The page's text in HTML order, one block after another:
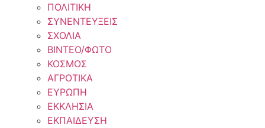
ΠΟΛΙΤΙΚΗ
ΣΥΝΕΝΤΕΥΞΕΙΣ
ΣΧΟΛΙΑ
ΒΙΝΤΕΟ/ΦΩΤΟ
ΚΟΣΜΟΣ
ΑΓΡΟΤΙΚΑ
ΕΥΡΩΠΗ
ΕΚΚΛΗΣΙΑ
ΕΚΠΑΙΔΕΥΣΗ